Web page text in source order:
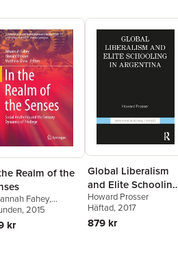
Realm of the
Fahey,
Prosser
Shaw
, 2015
kr
Global Liberalism
and Elite Schooling
in Argentina
Howard Prosser
Häftad, 2017
879 kr